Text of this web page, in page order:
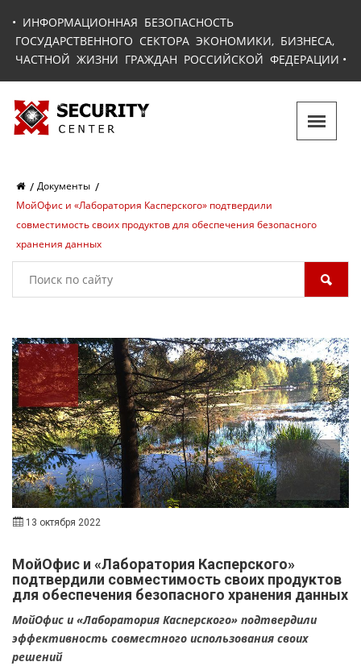
• ИНФОРМАЦИОННАЯ БЕЗОПАСНОСТЬ
ГОСУДАРСТВЕННОГО СЕКТОРА ЭКОНОМИКИ, БИЗНЕСА,
ЧАСТНОЙ ЖИЗНИ ГРАЖДАН РОССИЙСКОЙ ФЕДЕРАЦИИ •
Документы
МойОфис и «Лаборатория Касперского» подтвердили
совместимость своих продуктов для обеспечения безопасного
хранения данных
13 октября 2022
МойОфис и «Лаборатория Касперского»
подтвердили совместимость своих продуктов
для обеспечения безопасного хранения данных
МойОфис и «Лаборатория Касперского» подтвердили
эффективность совместного использования своих
решений